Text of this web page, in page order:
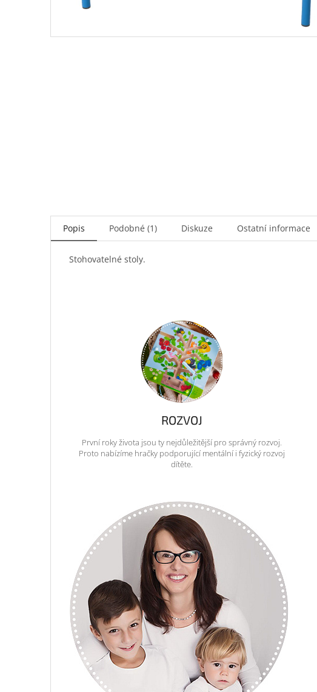
Popis Podobné (1) Diskuze Ostatní informace
Stohovatelné stoly.
ROZVOJ
První roky života jsou ty nejdůležitější pro správný rozvoj.
Proto nabízíme hračky podporující mentální i fyzický rozvoj
dítěte.